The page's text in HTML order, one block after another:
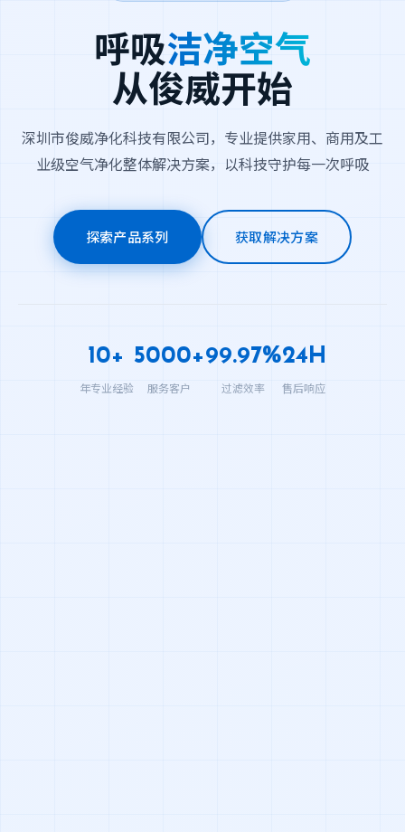
呼吸洁净空气
从俊威开始
深圳市俊威净化科技有限公司，专业提供家用、商用及工
业级空气净化整体解决方案，以科技守护每一次呼吸
探索产品系列 获取解决方案
10+
年专业经验
5000+
服务客户
99.97%
过滤效率
24H
售后响应